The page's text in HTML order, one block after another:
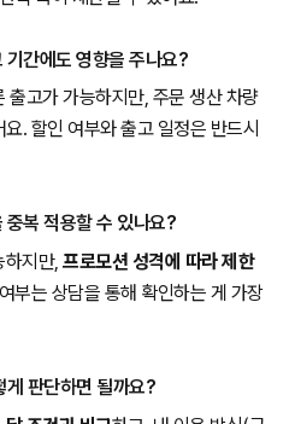
기간에도 영향을 주나요?
출고가 가능하지만, 주문 생산 차량
. 할인 여부와 출고 일정은 반드시
중복 적용할 수 있나요?
하지만, 프로모션 성격에 따라 제한
부는 상담을 통해 확인하는 게 가장
게 판단하면 될까요?